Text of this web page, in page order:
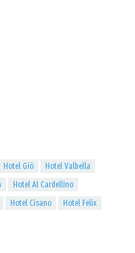
Hotel Giò
Hotel Valbella
Hotel Al Cardellino
Hotel Cisano
Hotel Felix